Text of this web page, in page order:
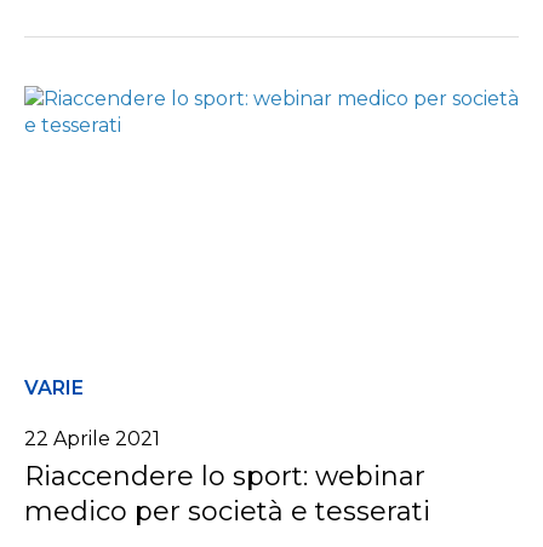
VARIE
22 Aprile 2021
Riaccendere lo sport: webinar
medico per società e tesserati